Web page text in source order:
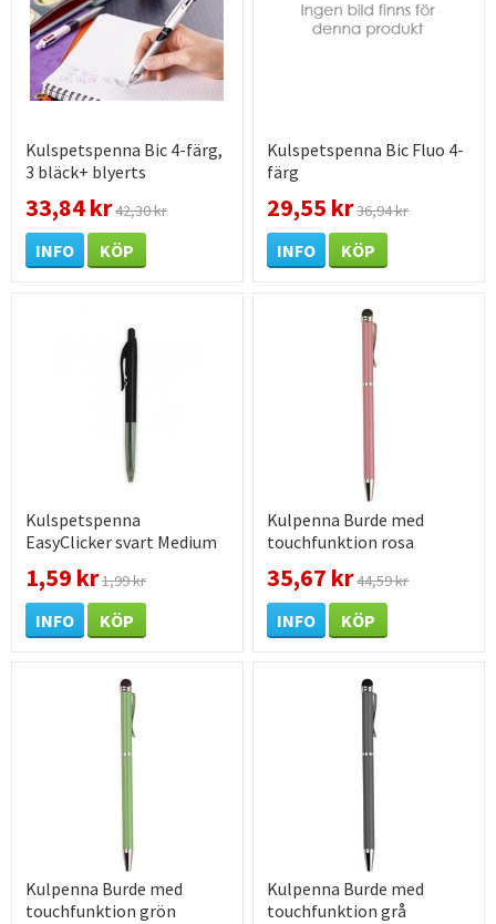
Kulspetspenna Bic 4-färg,
3 bläck+ blyerts
33,84 kr42,30 kr
INFO KÖP
Kulspetspenna Bic Fluo 4-
färg
29,55 kr36,94 kr
INFO KÖP
Kulspetspenna
EasyClicker svart Medium
1,59 kr1,99 kr
INFO KÖP
Kulpenna Burde med
touchfunktion rosa
35,67 kr44,59 kr
INFO KÖP
Kulpenna Burde med
touchfunktion grön
Kulpenna Burde med
touchfunktion grå